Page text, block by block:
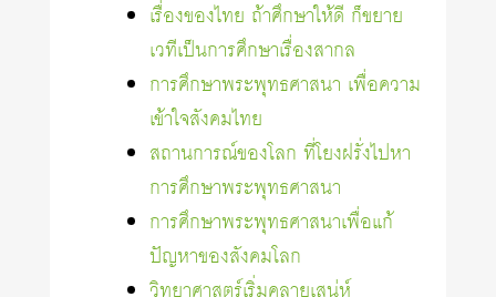
เรื่องของไทย ถ้าศึกษาให้ดี ก็ขยาย
เวทีเป็นการศึกษาเรื่องสากล
การศึกษาพระพุทธศาสนา เพื่อความ
เข้าใจสังคมไทย
สถานการณ์ของโลก ที่โยงฝรั่งไปหา
การศึกษาพระพุทธศาสนา
การศึกษาพระพุทธศาสนาเพื่อแก้
ปัญหาของสังคมโลก